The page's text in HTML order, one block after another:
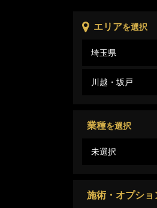
エリアを選択
埼玉県
川越・坂戸
業種を選択
未選択
施術・オプショ